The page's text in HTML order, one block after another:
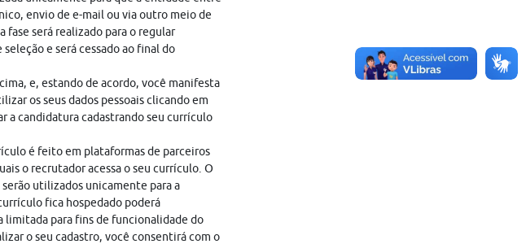
envio de e-mail ou via outro meio de
fase será realizado para o regular
e será cessado ao final do
e, estando de acordo, você manifesta
os seus dados pessoais clicando em
a candidatura cadastrando seu currículo
é feito em plataformas de parceiros
o recrutador acessa o seu currículo. O
utilizados unicamente para a
fica hospedado poderá
limitada para fins de funcionalidade do
o seu cadastro, você consentirá com o